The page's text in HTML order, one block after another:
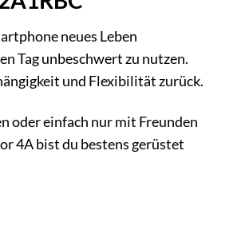
neues Leben
Tag unbeschwert zu nutzen.
und Flexibilität zurück.
oder einfach nur mit Freunden
4A bist du bestens gerüstet